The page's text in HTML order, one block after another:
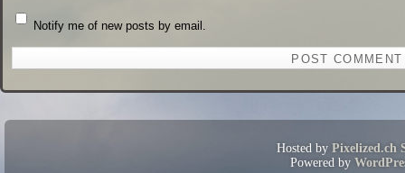
Notify me of new posts by email.
Hosted byPixelized.ch
Powered by